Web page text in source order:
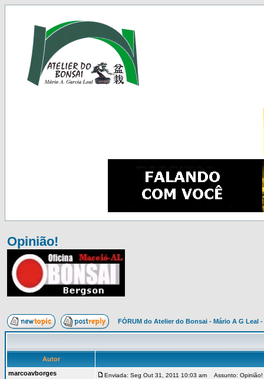
Opinião!
FÓRUM do Atelier do Bonsai - Mário A G Leal
Autor
marcoavborges
Enviada: Seg Out 31, 2011 10:03 am Assunto: Opinião!